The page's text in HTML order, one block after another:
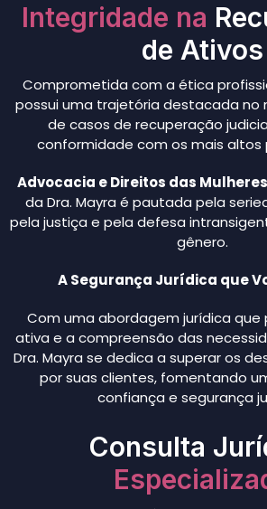
Integridade na
de Ativos
Comprometida com a ética
possui uma trajetória destacada no
de casos de recuperação
conformidade com os mais altos
Advocacia e Direitos das
da Dra. Mayra é pautada pela
pela justiça e pela defesa
gênero.
A Segurança Jurídica que
Com uma abordagem jurídica que
ativa e a compreensão das
Dra. Mayra se dedica a superar os
por suas clientes, fomentando
confiança e segurança
Consulta